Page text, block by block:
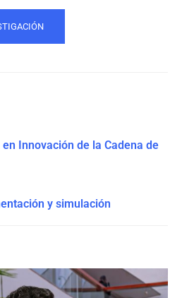
Innovación de la Cadena de
y simulación